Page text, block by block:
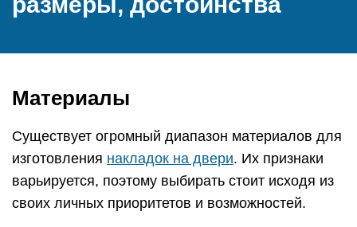
Материалы
Существует огромный диапазон материалов для
изготовления накладок на двери. Их признаки
варьируется, поэтому выбирать стоит исходя из
своих личных приоритетов и возможностей.